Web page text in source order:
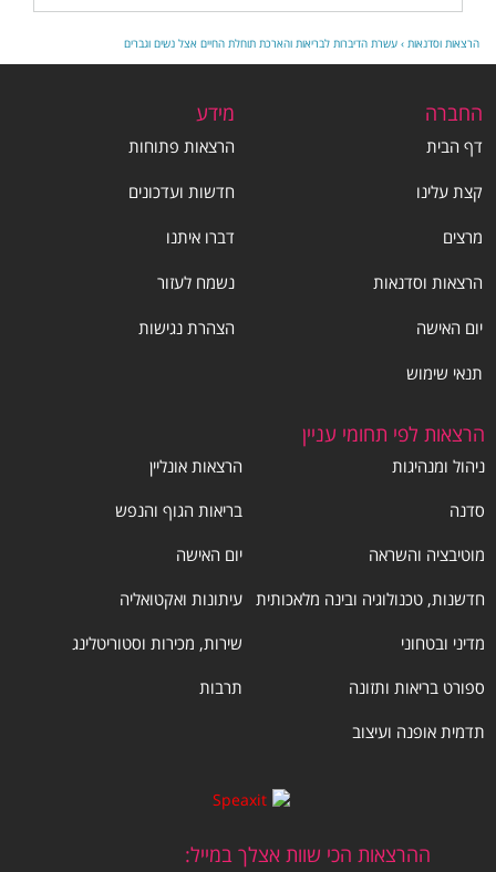
הרצאות וסדנאות › עשרת הדיברות לבריאות והארכת תוחלת החיים אצל נשים וגברים
החברה
דף הבית
קצת עלינו
מרצים
הרצאות וסדנאות
יום האישה
תנאי שימוש
מידע
הרצאות פתוחות
חדשות ועדכונים
דברו איתנו
נשמח לעזור
הצהרת נגישות
הרצאות לפי תחומי עניין
ניהול ומנהיגות
הרצאות אונליין
סדנה
בריאות הגוף והנפש
מוטיבציה והשראה
יום האישה
חדשנות, טכנולוגיה ובינה מלאכותית
עיתונות ואקטואליה
מדיני ובטחוני
שירות, מכירות וסטוריטלינג
ספורט בריאות ותזונה
תרבות
תדמית אופנה ועיצוב
ההרצאות הכי שוות אצלך במייל: